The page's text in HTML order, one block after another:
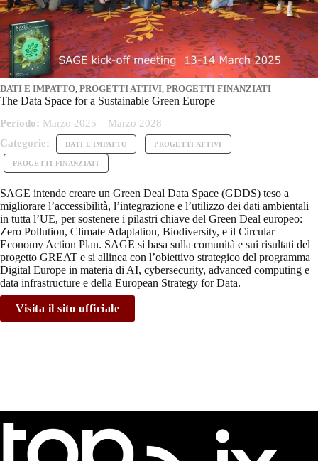
DATI E IMPATTO, PROGETTI ATTIVI, PROGETTI FINANZIATI
The Data Space for a Sustainable Green Europe
Periodo: Marzo 2025 – Marzo 2028
Categorie:
DATI E IMPATTO PROGETTI ATTIVI
PROGETTI FINANZIATI
SAGE intende creare un Green Deal Data Space (GDDS) teso a
migliorare l’accessibilità, l’integrazione e l’utilizzo dei dati ambientali
in tutta l’UE, per sostenere i pilastri chiave del Green Deal europeo:
Zero Pollution, Climate Adaptation, Biodiversity, e il Circular
Economy Action Plan. SAGE si basa sulla comunità e sui risultati del
progetto GREAT e si allinea con l’obiettivo strategico del programma
Digital Europe in materia di AI, cybersecurity, advanced computing e
data infrastructure e della European Strategy for Data.
Visita il sito ufficiale